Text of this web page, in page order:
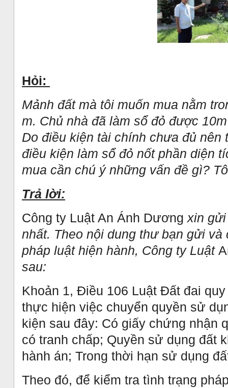
Hỏi:
Mảnh đất mà tôi muốn mua nằm
m. Chủ nhà đã làm sổ đỏ được
Do điều kiện tài chính chưa đủ nên
điều kiện làm sổ đỏ nốt phần diện
mua cần chú ý những vấn đề gì?
Trả lời:
Công ty Luật An Ánh Dương xin gửi
nhất. Theo nội dung thư bạn gửi
pháp luật hiện hành, Công ty Luật
sau:
Khoản 1, Điều 106 Luật Đất đai
thực hiện việc chuyển quyền sử
kiện sau đây: Có giấy chứng nhận
có tranh chấp; Quyền sử dụng đất
hành án; Trong thời hạn sử dụng
Theo đó, để kiểm tra tình trạng